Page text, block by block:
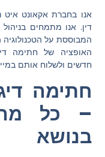
אנו בחברת אקאונט איט
דין. אנו מתמחים
המבוססת על
האופציה של חתימה
חדשים ולשלוח אותם
חתימה
– כל
בנושא